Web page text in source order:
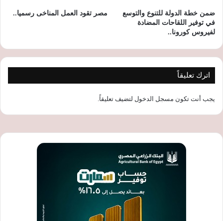
ضمن خطة الدولة للتنوع والتوسع
في توفير اللقاحات المضادة
لفيروس كورونا..
مصر تقود العمل المناخى رسميا..
اترك تعليقاً
يجب أنت تكون مسجل الدخول لتضيف تعليقاً.